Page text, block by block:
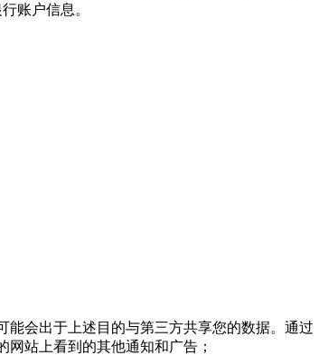
账户信息。
会出于上述目的与第三方共享您的数据。通过
站上看到的其他通知和广告；